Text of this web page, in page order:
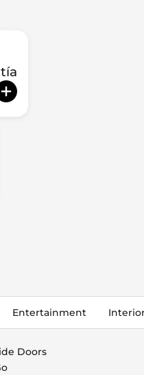
Entertainment
Doors